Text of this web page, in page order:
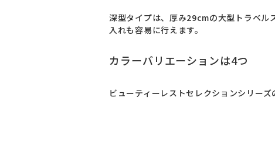
深型タイプは、厚み29cmの大型トラベル
入れも容易に行えます。
カラーバリエーションは4つ
ビューティーレストセレクションシリー